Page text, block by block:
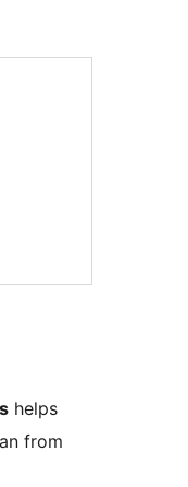
helps
from